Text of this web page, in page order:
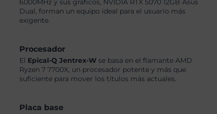
6000MHz y sus gráficos, NVIDIA RTX 5070 12GB Asus
Dual, forman un equipo ideal para el usuario más
exigente.
Procesador
El Epical-Q Jentrex-W se basa en el flamante AMD
Ryzen 7 7700X, un procesador potente y más que
suficiente para mover los títulos más actuales.
Placa base